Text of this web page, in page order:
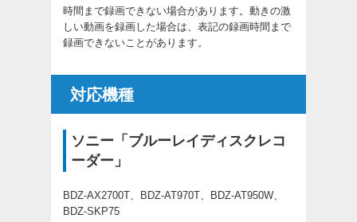
時間まで録画できない場合があります。動きの激
しい動画を録画した場合は、表記の録画時間まで
録画できないことがあります。
対応機種
ソニー「ブルーレイディスクレコ
ーダー」
BDZ-AX2700T、BDZ-AT970T、BDZ-AT950W、
BDZ-SKP75